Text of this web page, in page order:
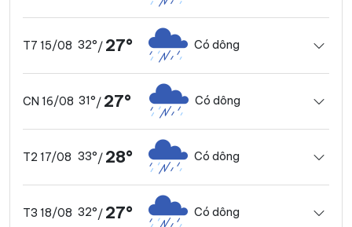
T7 15/08 32°/ 27° Có dông
CN 16/08 31°/ 27° Có dông
T2 17/08 33°/ 28° Có dông
T3 18/08 32°/ 27° Có dông